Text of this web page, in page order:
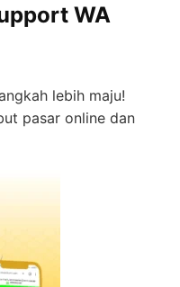
WA
lebih maju!
pasar online dan